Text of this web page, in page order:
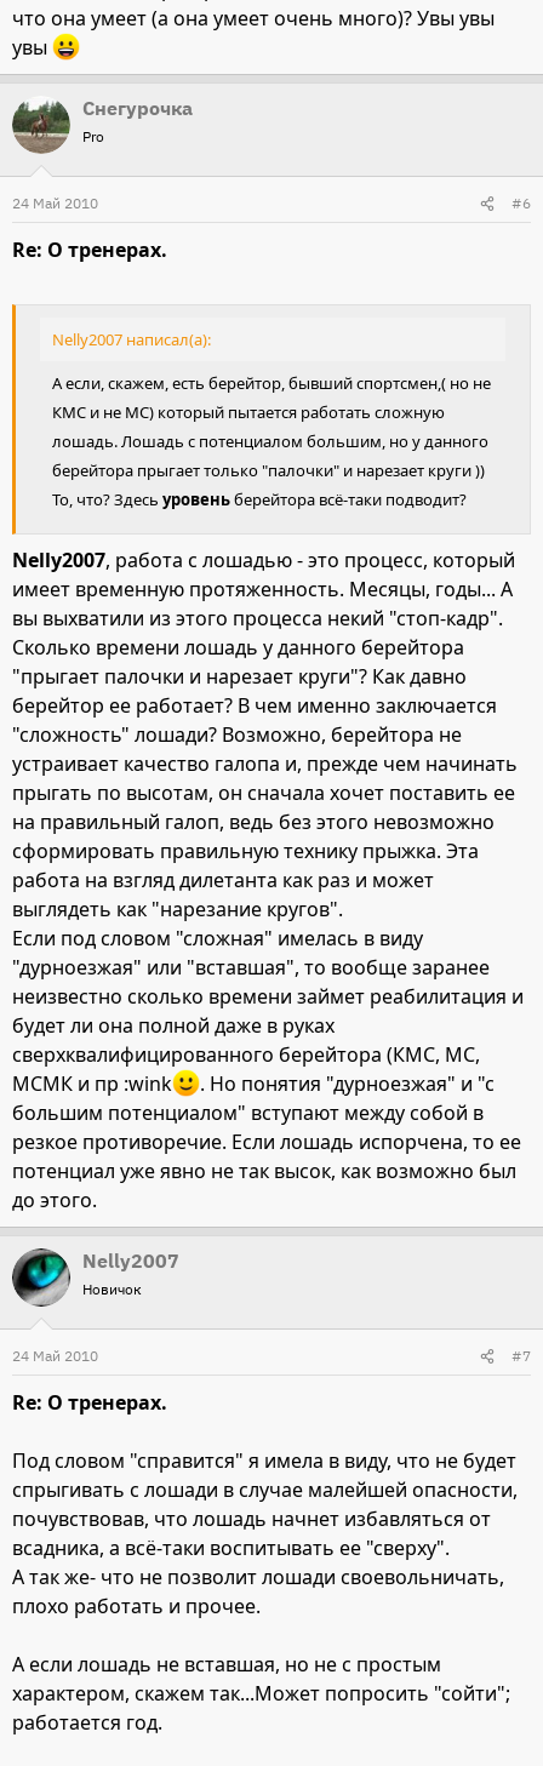
что она умеет (а она умеет очень много)? Увы увы
увы
Снегурочка
Pro
24 Май 2010 #6
Re: О тренерах.
Nelly2007 написал(а):
А если, скажем, есть берейтор, бывший спортсмен,( но не
КМС и не МС) который пытается работать сложную
лошадь. Лошадь с потенциалом большим, но у данного
берейтора прыгает только "палочки" и нарезает круги ))
То, что? Здесь уровеньберейтора всё-таки подводит?
Nelly2007, работа с лошадью - это процесс, который
имеет временную протяженность. Месяцы, годы... А
вы выхватили из этого процесса некий "стоп-кадр".
Сколько времени лошадь у данного берейтора
"прыгает палочки и нарезает круги"? Как давно
берейтор ее работает? В чем именно заключается
"сложность" лошади? Возможно, берейтора не
устраивает качество галопа и, прежде чем начинать
прыгать по высотам, он сначала хочет поставить ее
на правильный галоп, ведь без этого невозможно
сформировать правильную технику прыжка. Эта
работа на взгляд дилетанта как раз и может
выглядеть как "нарезание кругов".
Если под словом "сложная" имелась в виду
"дурноезжая" или "вставшая", то вообще заранее
неизвестно сколько времени займет реабилитация и
будет ли она полной даже в руках
сверхквалифицированного берейтора (КМС, МС,
МСМК и пр :wink
. Но понятия "дурноезжая" и "с
большим потенциалом" вступают между собой в
резкое противоречие. Если лошадь испорчена, то ее
потенциал уже явно не так высок, как возможно был
до этого.
Nelly2007
Новичок
24 Май 2010 #7
Re: О тренерах.
Под словом "справится" я имела в виду, что не будет
спрыгивать с лошади в случае малейшей опасности,
почувствовав, что лошадь начнет избавляться от
всадника, а всё-таки воспитывать ее "сверху".
А так же- что не позволит лошади своевольничать,
плохо работать и прочее.
А если лошадь не вставшая, но не с простым
характером, скажем так...Может попросить "сойти";
работается год.